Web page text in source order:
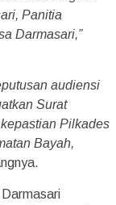
Panitia
Darmasari,”
audiensi
Surat
Pilkades
Bayah,